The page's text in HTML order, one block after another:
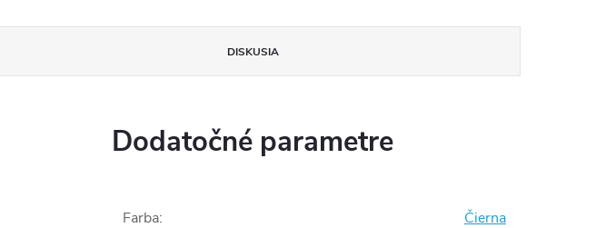
DISKUSIA
Dodatočné parametre
Farba: Čierna